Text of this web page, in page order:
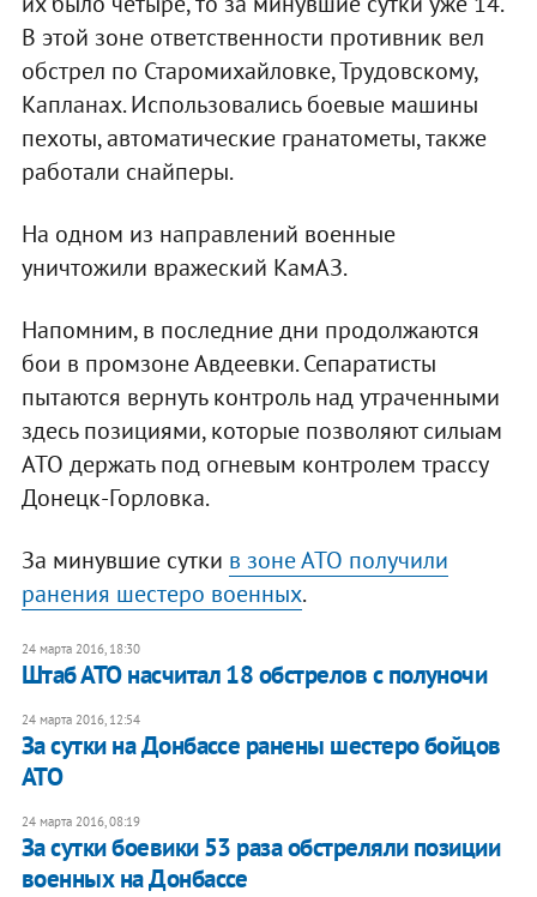
В этой зоне ответственности противник вел
обстрел по Старомихайловке, Трудовскому,
Капланах. Использовались боевые машины
пехоты, автоматические гранатометы, также
работали снайперы.
На одном из направлений военные
уничтожили вражеский КамАЗ.
Напомним, в последние дни продолжаются
бои в промзоне Авдеевки. Сепаратисты
пытаются вернуть контроль над утраченными
здесь позициями, которые позволяют силыам
АТО держать под огневым контролем трассу
Донецк-Горловка.
За минувшие сутки в зоне АТО получили
ранения шестеро военных.
24 марта 2016, 18:30
Штаб АТО насчитал 18 обстрелов с полуночи
24 марта 2016, 12:54
За сутки на Донбассе ранены шестеро бойцов
АТО
24 марта 2016, 08:19
За сутки боевики 53 раза обстреляли позиции
военных на Донбассе